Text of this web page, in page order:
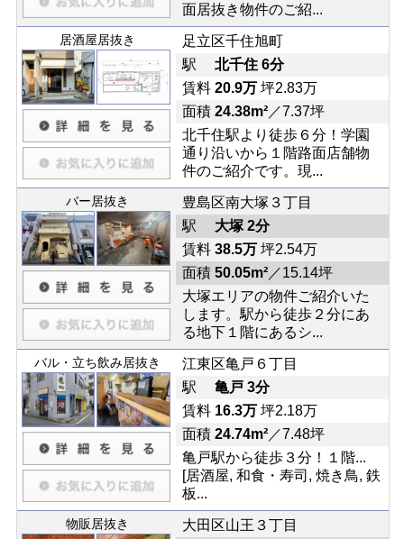
面居抜き物件のご紹...
居酒屋居抜き
足立区千住旭町
駅 北千住 6分
賃料 20.9万坪2.83万
面積 24.38m²／7.37坪
北千住駅より徒歩６分！学園
通り沿いから１階路面店舗物
件のご紹介です。現...
バー居抜き
豊島区南大塚３丁目
駅 大塚 2分
賃料 38.5万坪2.54万
面積 50.05m²／15.14坪
大塚エリアの物件ご紹介いた
します。駅から徒歩２分にあ
る地下１階にあるシ...
バル・立ち飲み居抜き
江東区亀戸６丁目
駅 亀戸 3分
賃料 16.3万坪2.18万
面積 24.74m²／7.48坪
亀戸駅から徒歩３分！１階...
[居酒屋, 和食・寿司, 焼き鳥, 鉄
板...
物販居抜き
大田区山王３丁目